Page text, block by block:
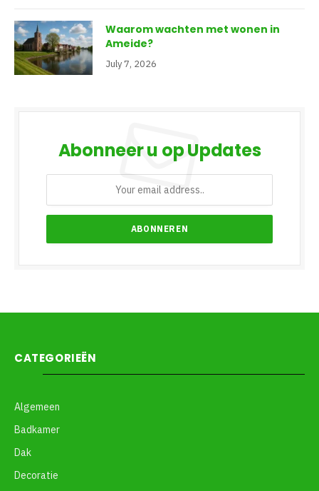
Waarom wachten met wonen in
Ameide?
July 7, 2026
Abonneer u op Updates
CATEGORIEËN
Algemeen
Badkamer
Dak
Decoratie